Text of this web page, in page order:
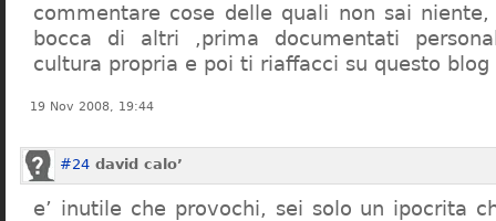
commentare cose delle quali non sai
bocca di altri ,prima documentati
cultura propria e poi ti riaffacci su questo blog
19 Nov 2008, 19:44
#24 david calo’
e’ inutile che provochi, sei solo un ipocrita